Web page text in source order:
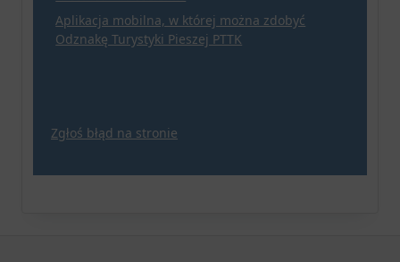
Aplikacja mobilna, w której można zdobyć
Odznakę Turystyki Pieszej PTTK
Zgłoś błąd na stronie